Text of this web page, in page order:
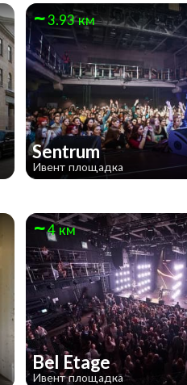
3.93 км
Sentrum
Ивент площадка
4 км
Bel Etage
Ивент площадка